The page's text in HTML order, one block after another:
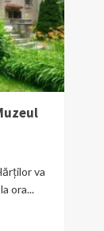
va
ora...